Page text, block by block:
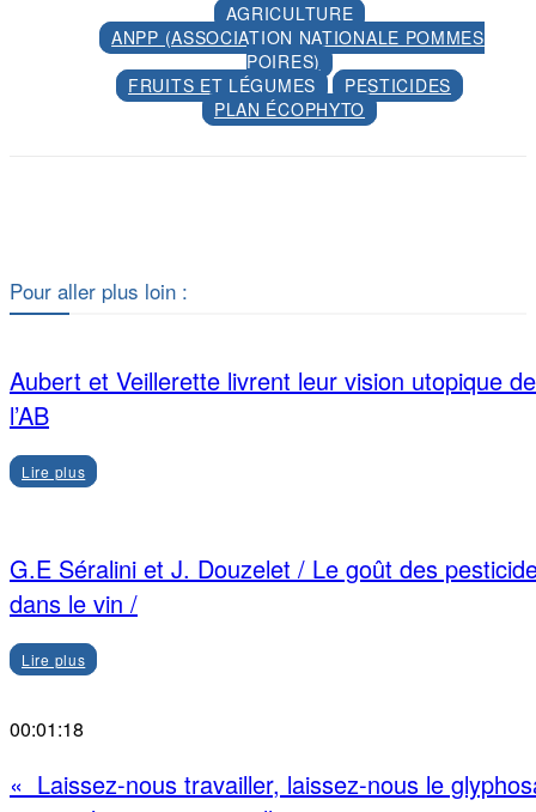
AGRICULTURE
ANPP (ASSOCIATION NATIONALE POMMES
POIRES)
FRUITS ET LÉGUMES
PESTICIDES
PLAN ÉCOPHYTO
Pour aller plus loin :
Aubert et Veillerette livrent leur vision utopique de
l’AB
Lire plus
G.E Séralini et J. Douzelet / Le goût des
dans le vin /
Lire plus
00:01:18
« Laissez-nous travailler, laissez-nous le